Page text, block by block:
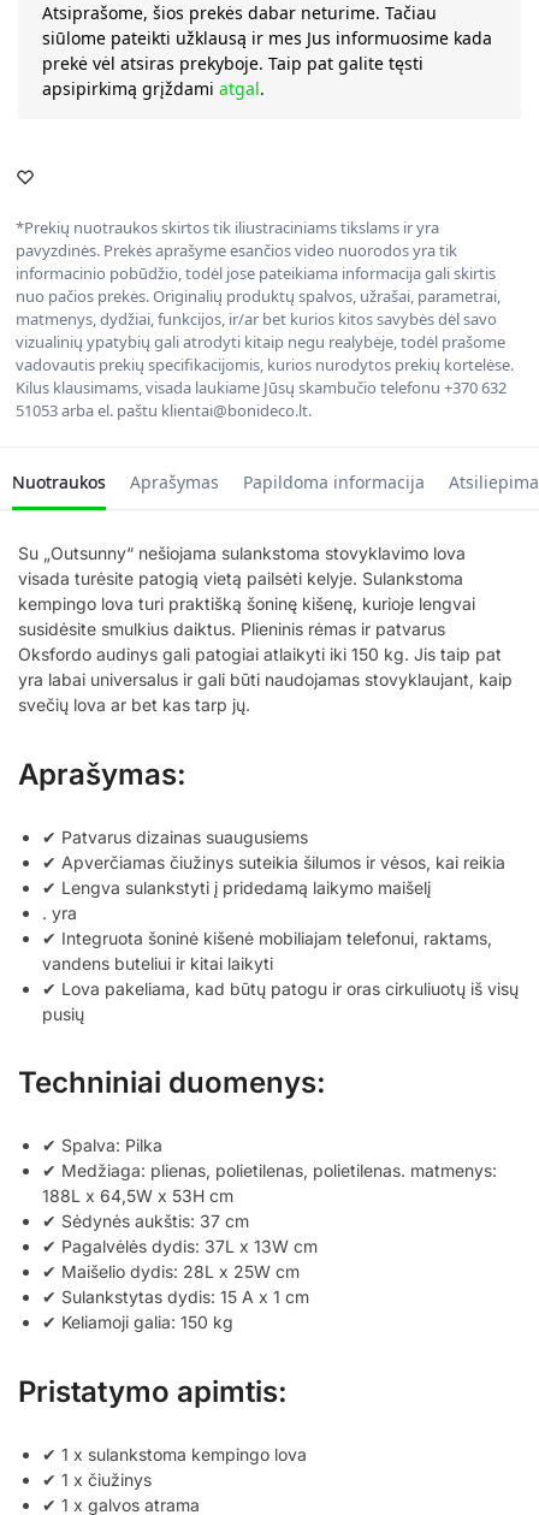
Atsiprašome, šios prekės dabar neturime. Tačiau
siūlome pateikti užklausą ir mes Jus informuosime kada
prekė vėl atsiras prekyboje. Taip pat galite tęsti
apsipirkimą grįždami atgal.
*Prekių nuotraukos skirtos tik iliustraciniams tikslams ir yra
pavyzdinės. Prekės aprašyme esančios video nuorodos yra tik
informacinio pobūdžio, todėl jose pateikiama informacija gali skirtis
nuo pačios prekės. Originalių produktų spalvos, užrašai, parametrai,
matmenys, dydžiai, funkcijos, ir/ar bet kurios kitos savybės dėl savo
vizualinių ypatybių gali atrodyti kitaip negu realybėje, todėl prašome
vadovautis prekių specifikacijomis, kurios nurodytos prekių kortelėse.
Kilus klausimams, visada laukiame Jūsų skambučio telefonu +370 632
51053 arba el. paštu klientai@bonideco.lt.
Nuotraukos Aprašymas Papildoma informacija
Su „Outsunny“ nešiojama sulankstoma stovyklavimo lova
visada turėsite patogią vietą pailsėti kelyje. Sulankstoma
kempingo lova turi praktišką šoninę kišenę, kurioje lengvai
susidėsite smulkius daiktus. Plieninis rėmas ir patvarus
Oksfordo audinys gali patogiai atlaikyti iki 150 kg. Jis taip pat
yra labai universalus ir gali būti naudojamas stovyklaujant, kaip
svečių lova ar bet kas tarp jų.
Aprašymas:
✔ Patvarus dizainas suaugusiems
✔ Apverčiamas čiužinys suteikia šilumos ir vėsos, kai reikia
✔ Lengva sulankstyti į pridedamą laikymo maišelį
. yra
✔ Integruota šoninė kišenė mobiliajam telefonui, raktams,
vandens buteliui ir kitai laikyti
✔ Lova pakeliama, kad būtų patogu ir oras cirkuliuotų iš visų
pusių
Techniniai duomenys:
✔ Spalva: Pilka
✔ Medžiaga: plienas, polietilenas, polietilenas. matmenys:
188L x 64,5W x 53H cm
✔ Sėdynės aukštis: 37 cm
✔ Pagalvėlės dydis: 37L x 13W cm
✔ Maišelio dydis: 28L x 25W cm
✔ Sulankstytas dydis: 15 A x 1 cm
✔ Keliamoji galia: 150 kg
Pristatymo apimtis:
✔ 1 x sulankstoma kempingo lova
✔ 1 x čiužinys
✔ 1 x galvos atrama